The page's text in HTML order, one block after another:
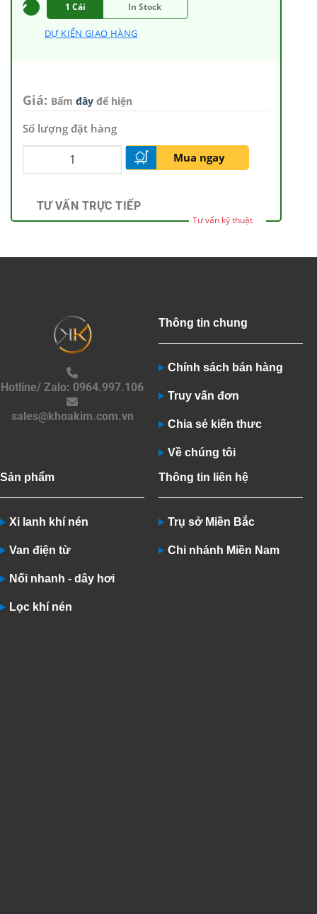
1 Cái In Stock
DỰ KIẾN GIAO HÀNG
Giá: Bấm đây để hiện
Số lượng đặt hàng
Mua ngay
TƯ VẤN TRỰC TIẾP
Tư vấn kỹ thuật
Hotline/ Zalo: 0964.997.106
sales@khoakim.com.vn
Thông tin chung
Chính sách bán hàng
Truy vấn đơn
Chia sẻ kiến thưc
Về chúng tôi
Sản phẩm
Xi lanh khí nén
Van điện từ
Nối nhanh - dây hơi
Lọc khí nén
Thông tin liên hệ
Trụ sở Miền Bắc
Chi nhánh Miền Nam